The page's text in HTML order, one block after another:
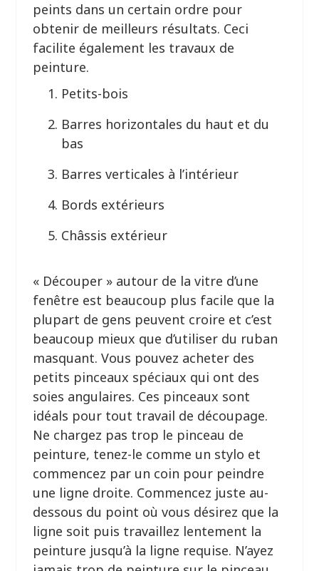
peints dans un certain ordre pour
obtenir de meilleurs résultats. Ceci
facilite également les travaux de
peinture.
Petits-bois
Barres horizontales du haut et du
bas
Barres verticales à l’intérieur
Bords extérieurs
Châssis extérieur
« Découper » autour de la vitre d’une
fenêtre est beaucoup plus facile que la
plupart de gens peuvent croire et c’est
beaucoup mieux que d’utiliser du ruban
masquant. Vous pouvez acheter des
petits pinceaux spéciaux qui ont des
soies angulaires. Ces pinceaux sont
idéals pour tout travail de découpage.
Ne chargez pas trop le pinceau de
peinture, tenez-le comme un stylo et
commencez par un coin pour peindre
une ligne droite. Commencez juste au-
dessous du point où vous désirez que la
ligne soit puis travaillez lentement la
peinture jusqu’à la ligne requise. N’ayez